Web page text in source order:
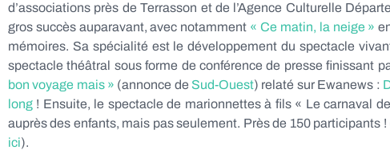
d’associations près de Terrasson et de l’Agence Culturelle
gros succès auparavant, avec notamment « Ce matin, la neige »
mémoires. Sa spécialité est le développement du spectacle
spectacle théâtral sous forme de conférence de presse finissant
bon voyage mais » (annonce de Sud-Ouest) relaté sur Ewanews :
long ! Ensuite, le spectacle de marionnettes à fils « Le carnaval
auprès des enfants, mais pas seulement. Près de 150 participants !
ici).